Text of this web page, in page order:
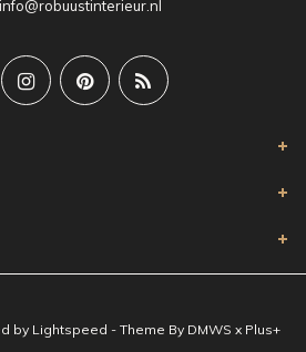
info@robuustinterieur.nl
by Lightspeed - Theme By DMWS x Plus+